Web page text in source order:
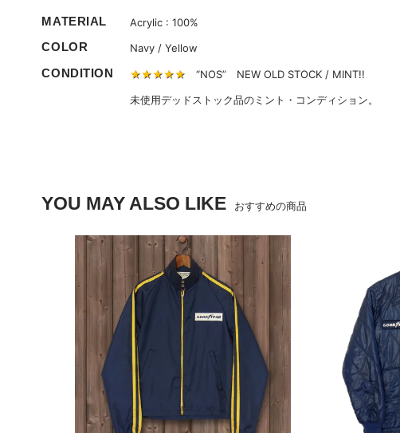
MATERIAL Acrylic : 100%
COLOR Navy / Yellow
CONDITION ★★★★★ “NOS” NEW OLD STOCK / MINT!!
未使用デッドストック品のミント・コンディション。
YOU MAY ALSO LIKE おすすめの商品